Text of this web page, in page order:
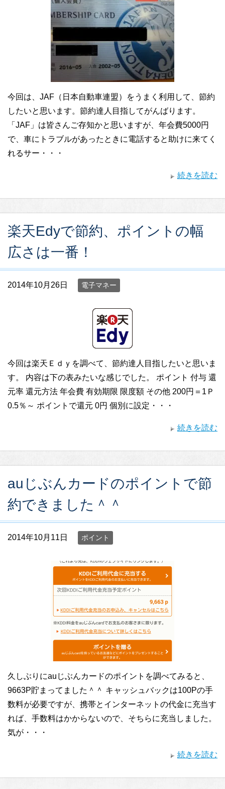
今回は、JAF（日本自動車連盟）をうまく利用して、節約
したいと思います。節約達人目指してがんばります。
「JAF」は皆さんご存知かと思いますが、年会費5000円
で、車にトラブルがあったときに電話すると助けに来てく
れるサー・・・
続きを読む
楽天Edyで節約、ポイントの幅
広さは一番！
2014年10月26日 電子マネー
今回は楽天Ｅｄｙを調べて、節約達人目指したいと思いま
す。 内容は下の表みたいな感じでした。 ポイント 付与 還
元率 還元方法 年会費 有効期限 限度額 その他 200円＝1Ｐ
0.5％～ ポイントで還元 0円 個別に設定・・・
続きを読む
auじぶんカードのポイントで節
約できました＾＾
2014年10月11日 ポイント
久しぶりにauじぶんカードのポイントを調べてみると、
9663P貯まってました＾＾ キャッシュバックは100Pの手
数料が必要ですが、携帯とインターネットの代金に充当す
れば、手数料はかからないので、そちらに充当しました。
気が・・・
続きを読む